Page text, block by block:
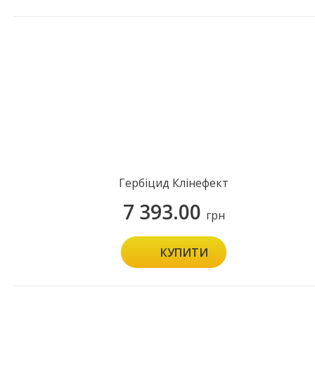
Гербіцид Клінефект
7 393.00 грн
КУПИТИ